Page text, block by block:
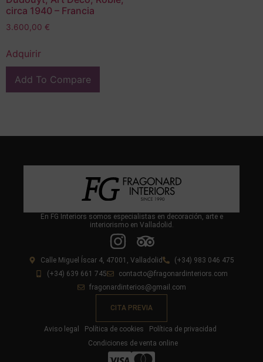
circa 1940 – Francia
3.600,00 €
Adquirir
Add To Compare
En FG Interiors somos especialistas en decoración, arte e
interiorismo en Valladolid.
Calle Miguel Íscar 4, 47001, Valladolid
(+34) 983 046 475
(+34) 639 661 745
contacto@fragonardinteriors.com
fragonardinterios@gmail.com
CITA PREVIA
Aviso legal Política de cookies
Política de privacidad
Condiciones de venta online